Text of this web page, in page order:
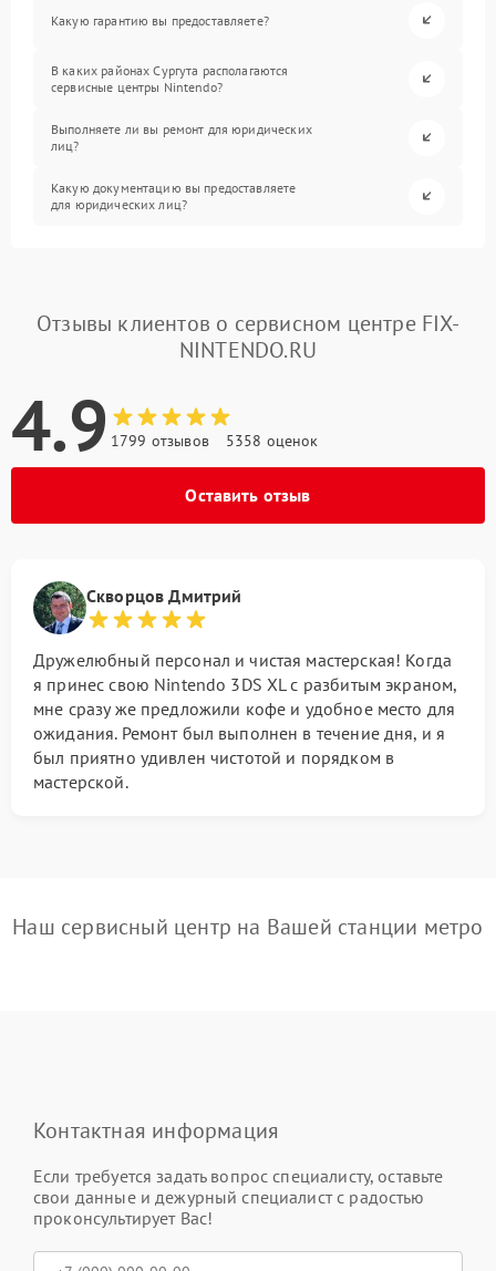
Какую гарантию вы предоставляете?
В каких районах Сургута располагаются
сервисные центры Nintendo?
Выполняете ли вы ремонт для юридических
лиц?
Какую документацию вы предоставляете
для юридических лиц?
Отзывы клиентов о сервисном центре FIX-
NINTENDO.RU
4.9 1799 отзывов 5358 оценок
Оставить отзыв
Скворцов Дмитрий
Дружелюбный персонал и чистая мастерская! Когда
я принес свою Nintendo 3DS XL с разбитым экраном,
мне сразу же предложили кофе и удобное место для
ожидания. Ремонт был выполнен в течение дня, и я
был приятно удивлен чистотой и порядком в
мастерской.
Наш сервисный центр на Вашей станции метро
Контактная информация
Если требуется задать вопрос специалисту, оставьте
свои данные и дежурный специалист с радостью
проконсультирует Вас!